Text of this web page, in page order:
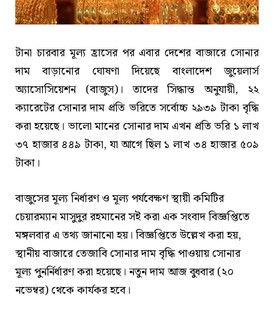
টানা চারবার মূল্য হ্রাসের পর এবার দেশের বাজারে সোনার
দাম বাড়ানোর ঘোষণা দিয়েছে বাংলাদেশ জুয়েলার্স
অ্যাসোসিয়েশন (বাজুস)। তাদের সিদ্ধান্ত অনুযায়ী, ২২
ক্যারেটের সোনার দাম প্রতি ভরিতে সর্বোচ্চ ২৯৩৯ টাকা বৃদ্ধি
করা হয়েছে। ভালো মানের সোনার দাম এখন প্রতি ভরি ১ লাখ
৩৭ হাজার ৪৪৯ টাকা, যা আগে ছিল ১ লাখ ৩৪ হাজার ৫০৯
টাকা।
বাজুসের মূল্য নির্ধারণ ও মূল্য পর্যবেক্ষণ স্থায়ী কমিটির
চেয়ারম্যান মাসুদুর রহমানের সই করা এক সংবাদ বিজ্ঞপ্তিতে
মঙ্গলবার এ তথ্য জানানো হয়। বিজ্ঞপ্তিতে উল্লেখ করা হয়,
স্থানীয় বাজারে তেজাবি সোনার দাম বৃদ্ধি পাওয়ায় সোনার
মূল্য পুনর্নির্ধারণ করা হয়েছে। নতুন দাম আজ বুধবার (২০
নভেম্বর) থেকে কার্যকর হবে।